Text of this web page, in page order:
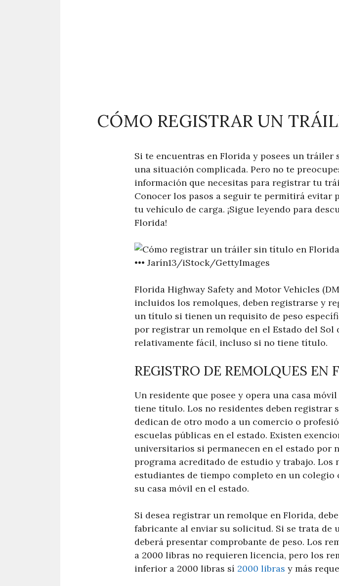
CÓMO REGISTRAR UN
Si te encuentras en Florida y posees un
una situación complicada. Pero no te
información que necesitas para registrar tu
Conocer los pasos a seguir te permitirá evitar
tu vehículo de carga. ¡Sigue leyendo para
Florida!
••• Jarín13/iStock/GettyImages
Florida Highway Safety and Motor Vehicles
incluidos los remolques, deben registrarse y
un título si tienen un requisito de peso
por registrar un remolque en el Estado del Sol
relativamente fácil, incluso si no tiene título.
REGISTRO DE REMOLQUES EN
Un residente que posee y opera una casa
tiene título. Los no residentes deben registrar
dedican de otro modo a un comercio o
escuelas públicas en el estado. Existen
universitarios si permanecen en el estado por
programa acreditado de estudio y trabajo.
estudiantes de tiempo completo en un
su casa móvil en el estado.
Si desea registrar un remolque en Florida,
fabricante al enviar su solicitud. Si se trata de
deberá presentar comprobante de peso. Los
a 2000 libras no requieren licencia, pero los
inferior a 2000 libras sí 2000 libras y más